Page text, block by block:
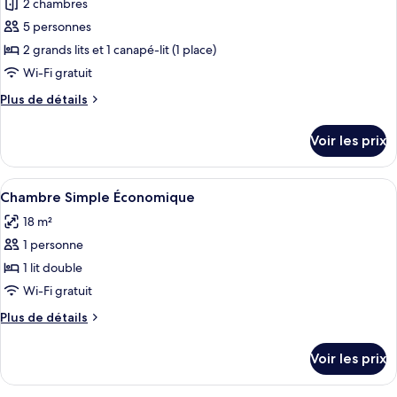
Confort
photos
pour
ce
type
chambre :
chambres
2 chambres
5 personnes
2 grands lits et 1 canapé-lit (1 place)
Wi-Fi gratuit
Plus de détails
Plus
le
type
de
Appartement,
2
Voir les prix
Afficher
toutes
les
photos
pour
ce
type
de
Chambre
Simple
Un lit bien fait, avec une literie
3
Chambre Simple Économique
18 m²
1 personne
1 lit double
Wi-Fi gratuit
Plus de détails
Plus
le
Voir les prix